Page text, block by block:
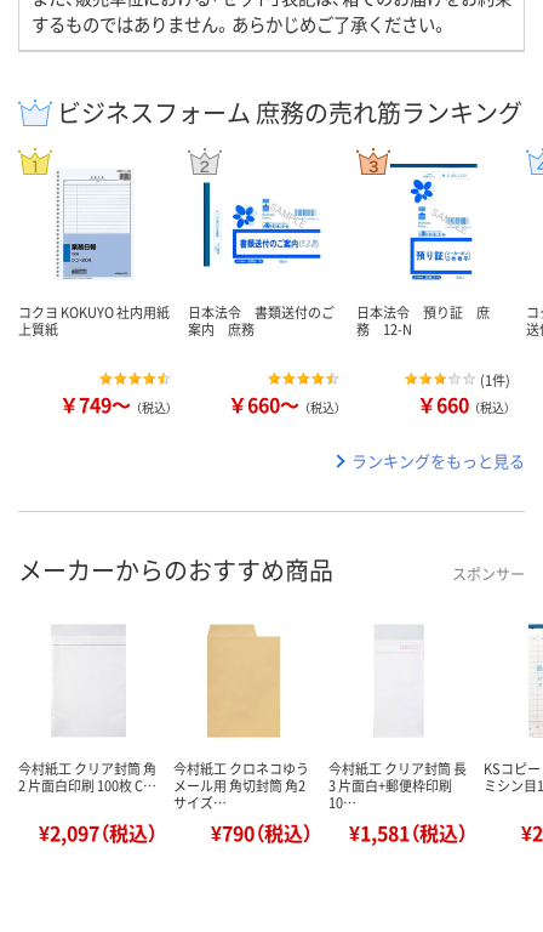
するものではありません。あらかじめご了承ください。
ビジネスフォーム 庶務の売れ筋ランキング
コクヨ KOKUYO 社内用紙
上質紙
￥749～ （税込）
日本法令 書類送付のご
案内 庶務
￥660～ （税込）
日本法令 預り証 庶
務 12-N
(1件)
￥660 （税込）
送
ランキングをもっと見る
メーカーからのおすすめ商品 スポンサー
今村紙工 クリア封筒 角
2 片面白印刷 100枚 C…
¥2,097（税込）
今村紙工 クロネコゆう
メール用 角切封筒 角2
サイズ…
¥790（税込）
今村紙工 クリア封筒 長
3 片面白+郵便枠印刷
10…
¥1,581（税込）
KSコピ
ミシン目